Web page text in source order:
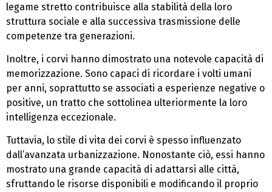
legame stretto contribuisce alla stabilità della loro
struttura sociale e alla successiva trasmissione delle
competenze tra generazioni.
Inoltre, i corvi hanno dimostrato una notevole capacità di
memorizzazione. Sono capaci di ricordare i volti umani
per anni, soprattutto se associati a esperienze negative o
positive, un tratto che sottolinea ulteriormente la loro
intelligenza eccezionale.
Tuttavia, lo stile di vita dei corvi è spesso influenzato
dall’avanzata urbanizzazione. Nonostante ciò, essi hanno
mostrato una grande capacità di adattarsi alle città,
sfruttando le risorse disponibili e modificando il proprio